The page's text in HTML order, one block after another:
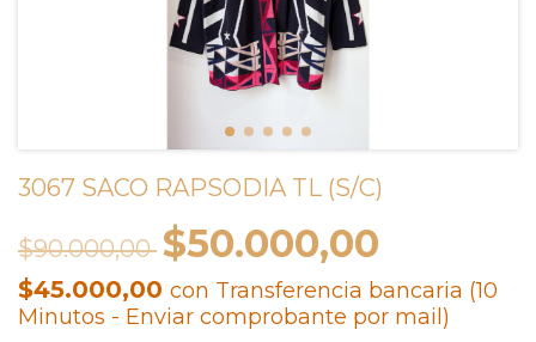
3067 SACO RAPSODIA TL (S/C)
$90.000,00 $50.000,00
$45.000,00 con Transferencia bancaria (10
Minutos - Enviar comprobante por mail)